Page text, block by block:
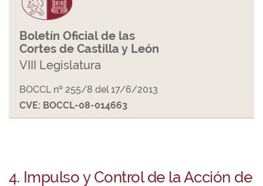
Boletín Oficial de las
Cortes de Castilla y León
VIII Legislatura
BOCCL nº 255/8 del 17/6/2013
CVE: BOCCL-08-014663
4. Impulso y Control de la Acción de